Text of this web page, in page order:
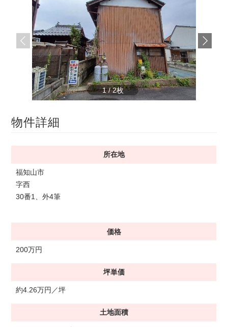
1/2
物件詳細
所在地
福知山市
字西
30番1、外4筆
価格
200万円
坪単価
約4.26万円／坪
土地面積